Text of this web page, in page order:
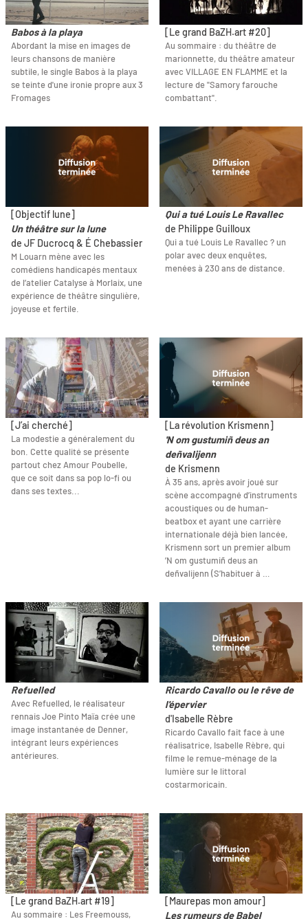
Babos à la playa
Abordant la mise en images de
leurs chansons de manière
subtile, le single Babos à la playa
se teinte d'une ironie propre aux 3
Fromages
[Le grand BaZH.art #20]
Au sommaire : du théâtre de
marionnette, du théâtre amateur
avec VILLAGE EN FLAMME et la
lecture de "Samory farouche
combattant".
[Objectif lune]
Un théâtre sur la lune
de JF Ducrocq & É Chebassier
M Louarn mène avec les
comédiens handicapés mentaux
de l’atelier Catalyse à Morlaix, une
expérience de théâtre singulière,
joyeuse et fertile.
Qui a tué Louis Le Ravallec
de Philippe Guilloux
Qui a tué Louis Le Ravallec ? un
polar avec deux enquêtes,
menées à 230 ans de distance.
[J’ai cherché]
La modestie a généralement du
bon. Cette qualité se présente
partout chez Amour Poubelle,
que ce soit dans sa pop lo-fi ou
dans ses textes...
[La révolution Krismenn]
'N om gustumiñ deus an
deñvalijenn
de Krismenn
À 35 ans, après avoir joué sur
scène accompagné d’instruments
acoustiques ou de human-
beatbox et ayant une carrière
internationale déjà bien lancée,
Krismenn sort un premier album
’N om gustumiñ deus an
deñvalijenn (S’habituer à …
Refuelled
Avec Refuelled, le réalisateur
rennais Joe Pinto Maïa crée une
image instantanée de Denner,
intégrant leurs expériences
antérieures.
Ricardo Cavallo ou le rêve de
l'épervier
d'Isabelle Rèbre
Ricardo Cavallo fait face à une
réalisatrice, Isabelle Rèbre, qui
filme le remue-ménage de la
lumière sur le littoral
costarmoricain.
[Le grand BaZH.art #19]
Au sommaire : Les Freemouss,
[Maurepas mon amour]
Les rumeurs de Babel